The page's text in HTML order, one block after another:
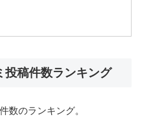
投稿件数ランキング
数のランキング。